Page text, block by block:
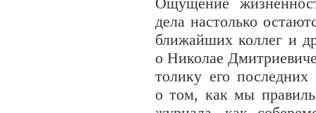
дела настолько
ближайших коллег и
о Николае
толику его
о том, как мы